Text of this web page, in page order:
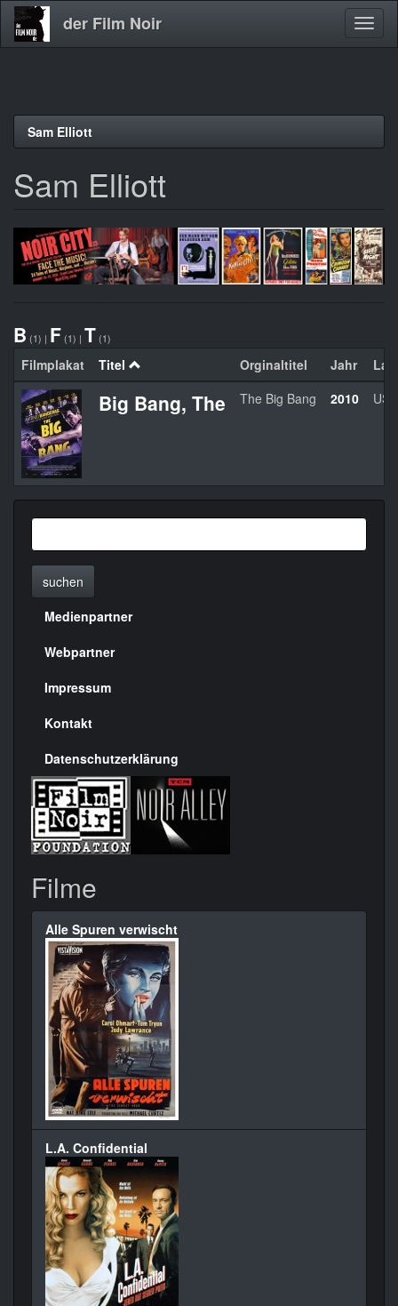
Direkt
der Film Noir
Sam Elliott
Sam Elliott
B (1) | F (1) | T (1)
Filmplakat Titel Orginaltitel Jahr
Big Bang, The The Big Bang 2010 USA
suchen
Menülinks
rechte
Seite
Medienpartner
Webpartner
Impressum
Kontakt
Datenschutzerklärung
Filme
Alle Spuren verwischt
L.A. Confidential